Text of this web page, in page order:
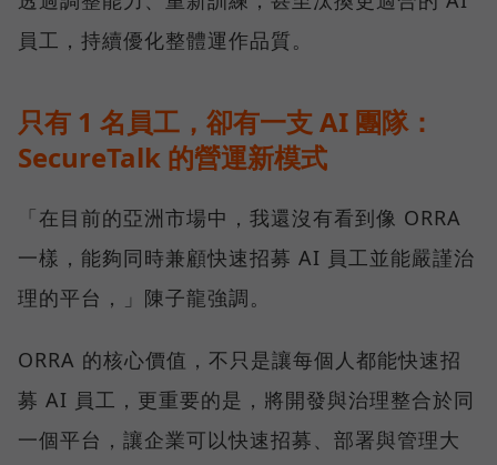
員工，持續優化整體運作品質。
只有 1 名員工，卻有一支 AI 團隊：
SecureTalk 的營運新模式
「在目前的亞洲市場中，我還沒有看到像 ORRA
一樣，能夠同時兼顧快速招募 AI 員工並能嚴謹治
理的平台，」陳子龍強調。
ORRA 的核心價值，不只是讓每個人都能快速招
募 AI 員工，更重要的是，將開發與治理整合於同
一個平台，讓企業可以快速招募、部署與管理大